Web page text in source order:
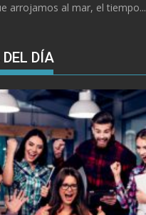
arrojamos al mar, el tiempo...
DEL DÍA